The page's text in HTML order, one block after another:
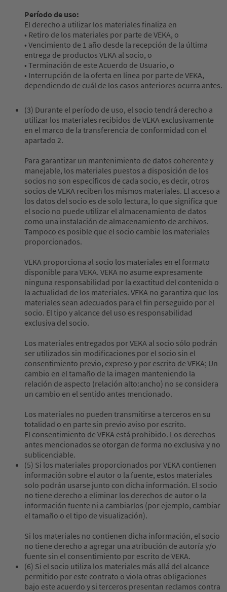
Período de uso:
El derecho a utilizar los materiales finaliza en
• Retiro de los materiales por parte de VEKA, o
• Vencimiento de 1 año desde la recepción de la última
entrega de productos VEKA al socio, o
• Terminación de este Acuerdo de Usuario, o
• Interrupción de la oferta en línea por parte de VEKA,
dependiendo de cuál de los casos anteriores ocurra antes.
(3) Durante el período de uso, el socio tendrá derecho a
utilizar los materiales recibidos de VEKA exclusivamente
en el marco de la transferencia de conformidad con el
apartado 2.
Para garantizar un mantenimiento de datos coherente y
manejable, los materiales puestos a disposición de los
socios no son específicos de cada socio, es decir, otros
socios de VEKA reciben los mismos materiales. El acceso a
los datos del socio es de solo lectura, lo que significa que
el socio no puede utilizar el almacenamiento de datos
como una instalación de almacenamiento de archivos.
Tampoco es posible que el socio cambie los materiales
proporcionados.
VEKA proporciona al socio los materiales en el formato
disponible para VEKA. VEKA no asume expresamente
ninguna responsabilidad por la exactitud del contenido o
la actualidad de los materiales. VEKA no garantiza que los
materiales sean adecuados para el fin perseguido por el
socio. El tipo y alcance del uso es responsabilidad
exclusiva del socio.
Los materiales entregados por VEKA al socio sólo podrán
ser utilizados sin modificaciones por el socio sin el
consentimiento previo, expreso y por escrito de VEKA; Un
cambio en el tamaño de la imagen manteniendo la
relación de aspecto (relación alto:ancho) no se considera
un cambio en el sentido antes mencionado.
Los materiales no pueden transmitirse a terceros en su
totalidad o en parte sin previo aviso por escrito.
El consentimiento de VEKA está prohibido. Los derechos
antes mencionados se otorgan de forma no exclusiva y no
sublicenciable.
(5) Si los materiales proporcionados por VEKA contienen
información sobre el autor o la fuente, estos materiales
solo podrán usarse junto con dicha información. El socio
no tiene derecho a eliminar los derechos de autor o la
información fuente ni a cambiarlos (por ejemplo, cambiar
el tamaño o el tipo de visualización).
Si los materiales no contienen dicha información, el socio
no tiene derecho a agregar una atribución de autoría y/o
fuente sin el consentimiento por escrito de VEKA.
(6) Si el socio utiliza los materiales más allá del alcance
permitido por este contrato o viola otras obligaciones
bajo este acuerdo y si terceros presentan reclamos contra